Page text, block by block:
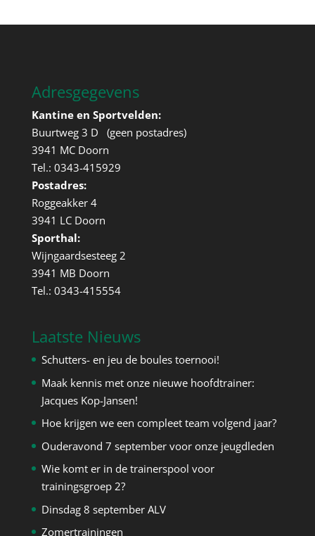
Adresgegevens
Kantine en Sportvelden:
Buurtweg 3 D (geen postadres)
3941 MC Doorn
Tel.: 0343-415929
Postadres:
Roggeakker 4
3941 LC Doorn
Sporthal:
Wijngaardsesteeg 2
3941 MB Doorn
Tel.: 0343-415554
Laatste Nieuws
Schutters- en jeu de boules toernooi!
Maak kennis met onze nieuwe hoofdtrainer:
Jacques Kop-Jansen!
Hoe krijgen we een compleet team volgend jaar?
Ouderavond 7 september voor onze jeugdleden
Wie komt er in de trainerspool voor
trainingsgroep 2?
Dinsdag 8 september ALV
Zomertrainingen